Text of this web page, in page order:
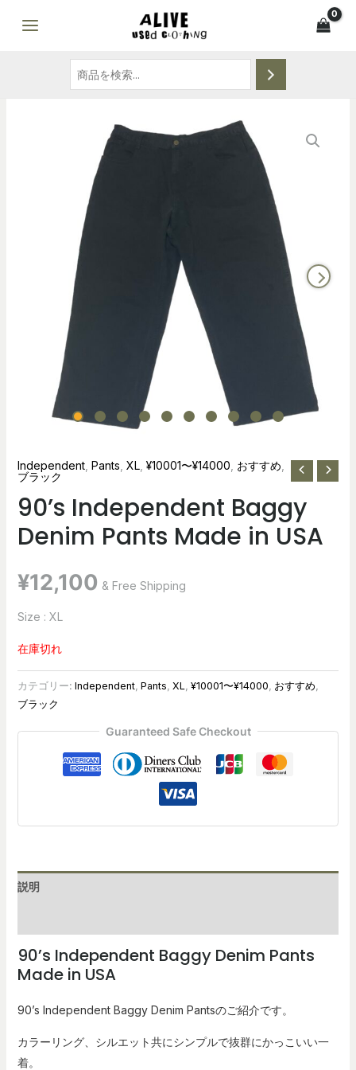
Independent, Pants XL, ¥10001〜¥14000 おすすめ
ブラック
90’s Independent Baggy
Denim Pants Made in USA
¥12,100 & Free Shipping
Size : XL
在庫切れ
カテゴリー: Independent, Pants XL ¥10001〜¥14000 おすすめ
ブラック
Guaranteed Safe Checkout
説明
90’s Independent Baggy Denim Pants
Made in USA
90’s Independent Baggy Denim Pantsのご紹介です。
カラーリング、シルエット共にシンプルで抜群にかっこいい一
着。